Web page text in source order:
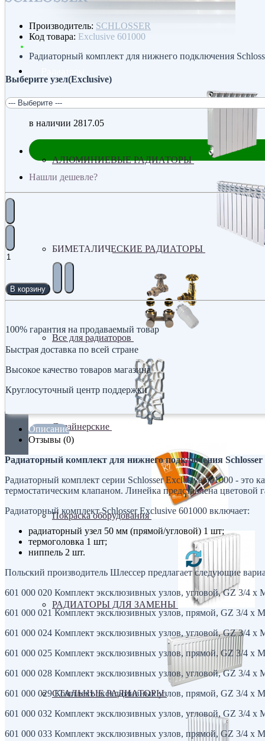
АЛЮМИНИЕВЫЕ РАДИАТОРЫ
БИМЕТАЛИЧЕСКИЕ РАДИАТОРЫ
Все для радиаторов
Дизайнерские
Покраска оборудования
РАДИАТОРЫ ДЛЯ ЗАМЕНЫ
СТАЛЬНЫЕ РАДИАТОРЫ
Производитель: SCHLOSSER
Код товара: Exclusive 601000
Радиаторный комплект для нижнего подключения
Выберите узел(Exclusive)
в наличии 2817.05
Нашли дешевле?
В корзину
100% гарантия на продаваемый товар
Быстрая доставка по всей стране
Высокое качество товаров магазина
Круглосуточный центр поддержки
Описание
Отзывы (0)
Радиаторный комплект для нижнего подключения Schlosser
Радиаторный комплект серии Schlosser Exclusive 601000 - это
термостатическим клапаном. Линейка представлена
Радиаторный комплект Schlosser Exclusive 601000 включает:
радиаторный узел 50 мм (прямой/угловой) 1 шт;
термоголовка 1 шт;
ниппель 2 шт.
Польский производитель Шлессер предлагает следующие
601 000 020 Комплект эксклюзивных узлов, угловой, GZ 3/4
601 000 021 Комплект эксклюзивных узлов, прямой, GZ 3/4 x
601 000 024 Комплект эксклюзивных узлов, угловой, GZ 3/4
601 000 025 Комплект эксклюзивных узлов, прямой, GZ 3/4 x
601 000 028 Комплект эксклюзивных узлов, угловой, GZ 3/4 x
601 000 029 Комплект эксклюзивных узлов, прямой, GZ 3/4 x
601 000 032 Комплект эксклюзивных узлов, угловой, GZ 3/4 x
601 000 033 Комплект эксклюзивных узлов, прямой, GZ 3/4 x